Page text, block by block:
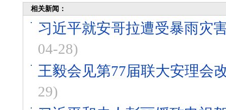
相关新闻：
习近平就安哥拉遭受暴雨灾
04-28)
王毅会见第77届联大安理会
29)